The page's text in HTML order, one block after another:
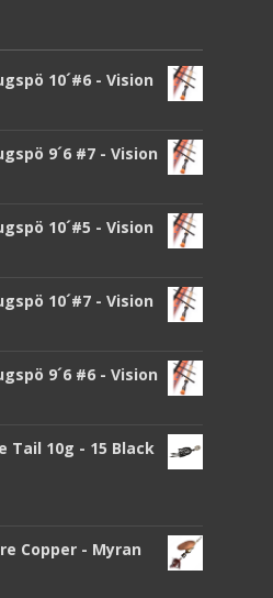
10´#6 - Vision
9´6 #7 - Vision
10´#5 - Vision
10´#7 - Vision
9´6 #6 - Vision
Tail 10g - 15 Black
Copper - Myran